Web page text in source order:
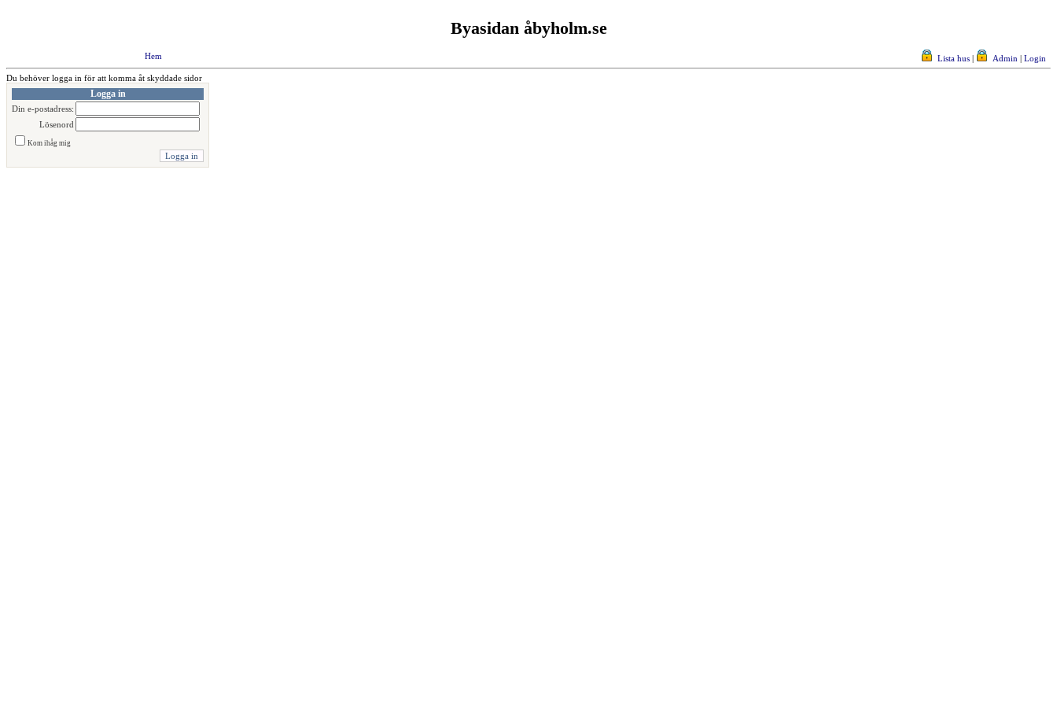
Byasidan åbyholm.se
Hem Lista hus | Admin | Login
Du behöver logga in för att komma åt skyddade sidor
Logga in
Din e-postadress:
Lösenord
Kom ihåg mig